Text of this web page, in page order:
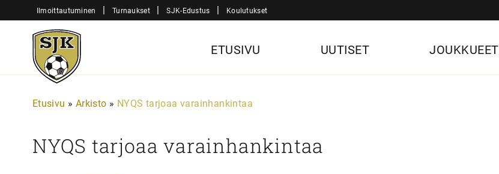
sisältöön
Ilmoittautuminen | Turnaukset | SJK-Edustus | Koulutukset
Sjk-
Juniorit
ETUSIVU UUTISET JOUKKUEET
Etusivu » Arkisto » NYQS tarjoaa varainhankintaa
NYQS tarjoaa varainhankintaa